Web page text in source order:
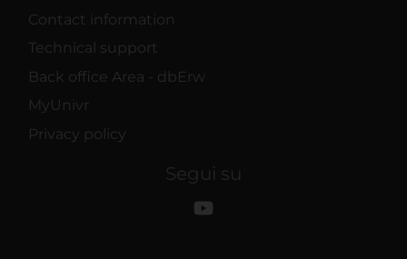
Contact information
Technical support
Back office Area - dbErw
MyUnivr
Privacy policy
Segui su